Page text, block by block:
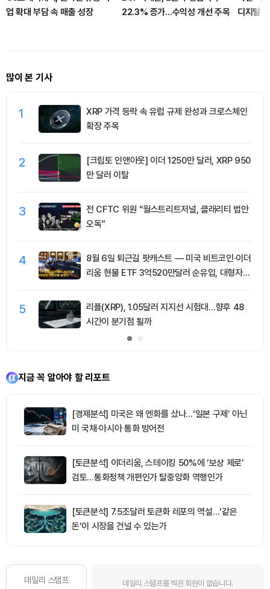
업 확대 부담 속 매출 성장
22.3% 증가…수익성 개선 주목
디지털
많이 본 기사
1
XRP 가격 등락 속 유럽 규제 완성과 크로스체인
확장 주목
2
[크립토 인앤아웃] 이더 1250만 달러, XRP 950
만 달러 이탈
3
전 CFTC 위원 “월스트리트저널, 클래리티 법안
오독”
4
8월 6일 퇴근길 팟캐스트 — 미국 비트코인·이더
리움 현물 ETF 3억520만달러 순유입, 대형자산
5
리플(XRP), 1.05달러 지지선 시험대…향후 48
시간이 분기점 될까
지금 꼭 알아야 할 리포트
[경제분석] 미국은 왜 엔화를 샀나…‘일본 구제’ 아닌
미 국채·아시아 통화 방어전
[토큰분석] 이더리움, 스테이킹 50%에 ‘보상 제로’
검토…통화정책 개편인가 탈중앙화 역행인가
[토큰분석] 7.5조달러 토큰화 레포의 역설…‘같은
돈’이 시장을 건널 수 있는가
데일리 스탬프
데일리 스탬프를 찍은 회원이 없습니다.